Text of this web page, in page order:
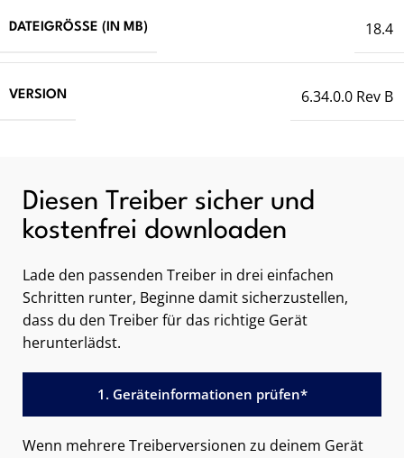
DATEIGRÖSSE (IN MB) 18.4
VERSION 6.34.0.0 Rev B
Diesen Treiber sicher und
kostenfrei downloaden
Lade den passenden Treiber in drei einfachen
Schritten runter, Beginne damit sicherzustellen,
dass du den Treiber für das richtige Gerät
herunterlädst.
1. Geräteinformationen prüfen*
Wenn mehrere Treiberversionen zu deinem Gerät